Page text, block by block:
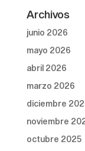
Archivos
junio 2026
mayo 2026
abril 2026
marzo 2026
diciembre
noviembre
octubre 2025